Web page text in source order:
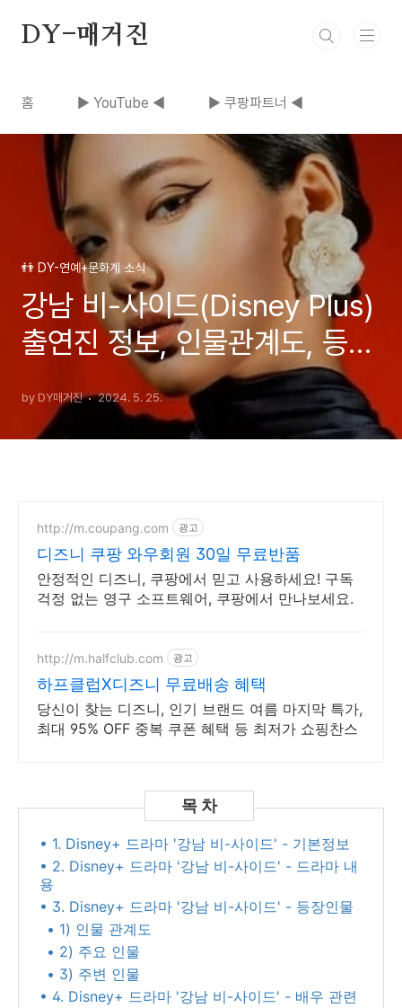
DY-매거진
홈 ▶ YouTube ◀ ▶ 쿠팡파트너 ◀
👬 DY-연예+문화계 소식
강남 비-사이드(Disney Plus)
출연진 정보, 인물관계도, 등장
인물 조우진 지창욱 허윤경 |
드라마 내용, 공개 회차
by DY매거진 2024. 5. 25.
http://m.coupang.com 광고
디즈니 쿠팡 와우회원 30일 무료반품
안정적인 디즈니, 쿠팡에서 믿고 사용하세요! 구독
걱정 없는 영구 소프트웨어, 쿠팡에서 만나보세요.
http://m.halfclub.com 광고
하프클럽X디즈니 무료배송 혜택
당신이 찾는 디즈니, 인기 브랜드 여름 마지막 특가,
최대 95% OFF 중복 쿠폰 혜택 등 최저가 쇼핑찬스
• 1. Disney+ 드라마 '강남 비-사이드' - 기본정보
• 2. Disney+ 드라마 '강남 비-사이드' - 드라마 내
용
• 3. Disney+ 드라마 '강남 비-사이드' - 등장인물
• 1) 인물 관계도
• 2) 주요 인물
• 3) 주변 인물
• 4. Disney+ 드라마 '강남 비-사이드' - 배우 관련